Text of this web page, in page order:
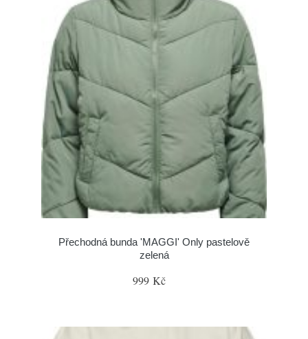
Přechodná bunda 'MAGGI' Only pastelově
zelená
999 Kč